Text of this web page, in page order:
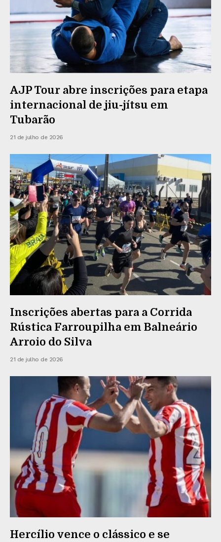
AJP Tour abre inscrições para etapa
internacional de jiu-jítsu em
Tubarão
21 de julho de 2026
Inscrições abertas para a Corrida
Rústica Farroupilha em Balneário
Arroio do Silva
21 de julho de 2026
Hercílio vence o clássico e se